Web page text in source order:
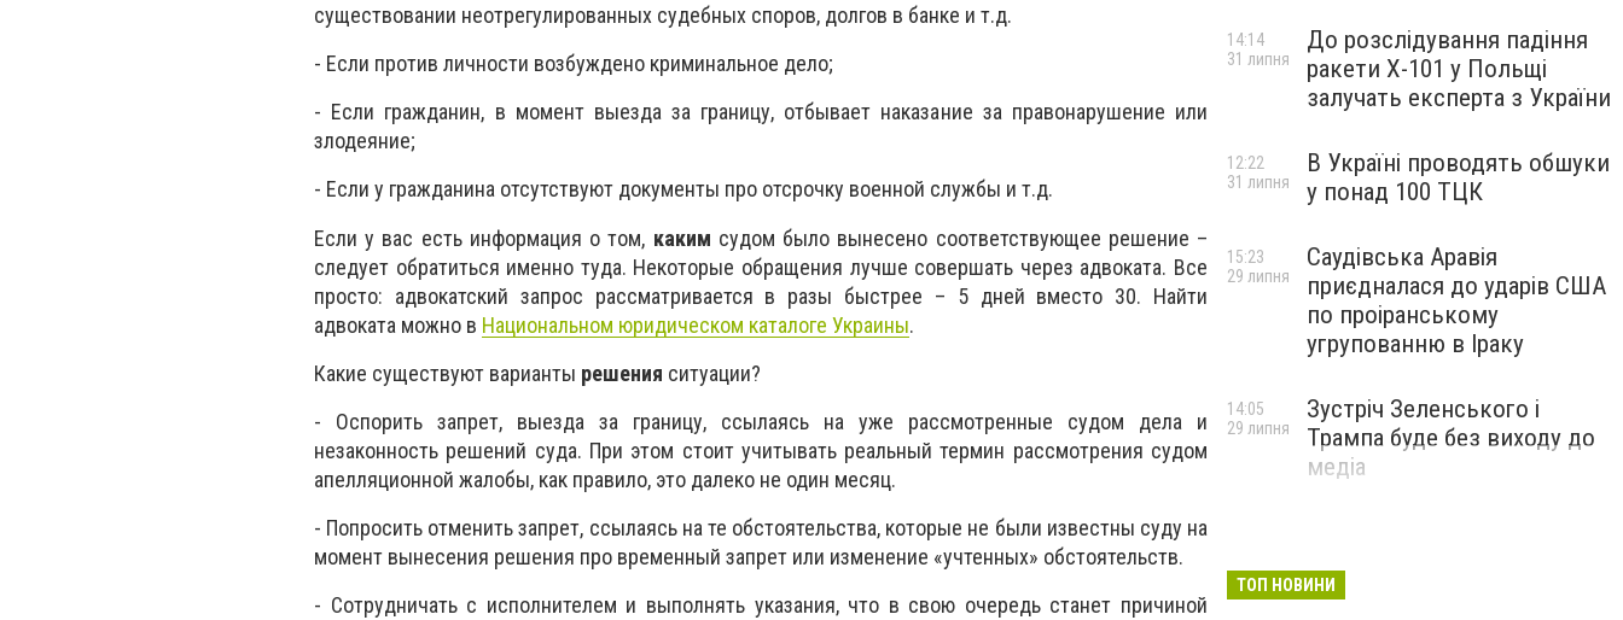
существовании неотрегулированных судебных споров, долгов в банке и т.д.
- Если против личности возбуждено криминальное дело;
- Если гражданин, в момент выезда за границу, отбывает наказание за правонарушение или
злодеяние;
- Если у гражданина отсутствуют документы про отсрочку военной службы и т.д.
Если у вас есть информация о том, каким судом было вынесено соответствующее решение –
следует обратиться именно туда. Некоторые обращения лучше совершать через адвоката. Все
просто: адвокатский запрос рассматривается в разы быстрее – 5 дней вместо 30. Найти
адвоката можно в Национальном юридическом каталоге Украины.
Какие существуют варианты решения ситуации?
- Оспорить запрет, выезда за границу, ссылаясь на уже рассмотренные судом дела и
незаконность решений суда. При этом стоит учитывать реальный термин рассмотрения судом
апелляционной жалобы, как правило, это далеко не один месяц.
- Попросить отменить запрет, ссылаясь на те обстоятельства, которые не были известны суду на
момент вынесения решения про временный запрет или изменение «учтенных» обстоятельств.
- Сотрудничать с исполнителем и выполнять указания, что в свою очередь станет причиной
До розслідування падіння
ракети Х-101 у Польщі
залучать експерта з України
14:14
31 липня
В Україні проводять обшуки
у понад 100 ТЦК
12:22
31 липня
Саудівська Аравія
приєдналася до ударів США
по проіранському
угрупованню в Іраку
15:23
29 липня
Зустріч Зеленського і
Трампа буде без виходу до
медіа
14:05
29 липня
ТОП НОВИНИ